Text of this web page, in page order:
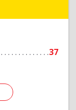
37
Подробнее